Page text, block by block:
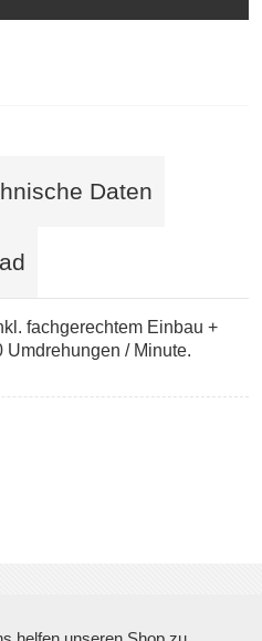
Daten
fachgerechtem Einbau +
Umdrehungen / Minute.